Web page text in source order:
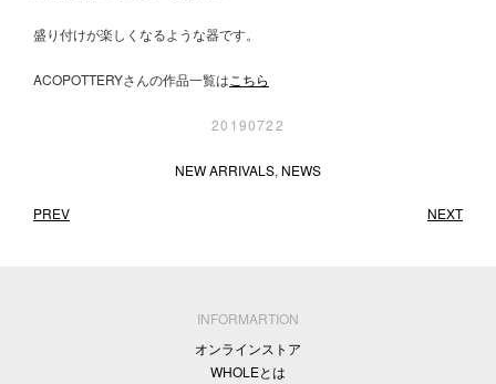
盛り付けが楽しくなるような器です。
ACOPOTTERYさんの作品一覧は こちら
20190722
NEW ARRIVALS, NEWS
NEXT
PREV
INFORMARTION
オンラインストア
WHOLEとは